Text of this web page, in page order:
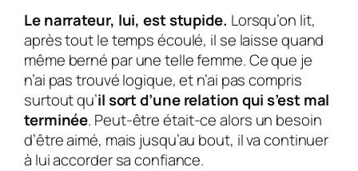
Le narrateur, lui, est stupide. Lorsqu’on lit,
après tout le temps écoulé, il se laisse quand
même berné par une telle femme. Ce que je
n’ai pas trouvé logique, et n’ai pas compris
surtout qu’il sort d’une relation qui s’est mal
terminée. Peut-être était-ce alors un besoin
d’être aimé, mais jusqu’au bout, il va continuer
à lui accorder sa confiance.